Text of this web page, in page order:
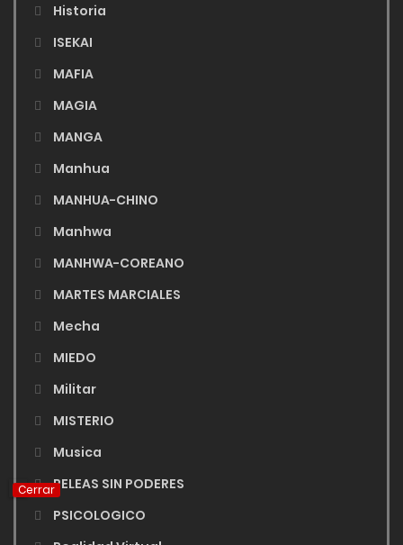
Cerrar
Historia
ISEKAI
MAFIA
MAGIA
MANGA
Manhua
MANHUA-CHINO
Manhwa
MANHWA-COREANO
MARTES MARCIALES
Mecha
MIEDO
Militar
MISTERIO
Musica
PELEAS SIN PODERES
PSICOLOGICO